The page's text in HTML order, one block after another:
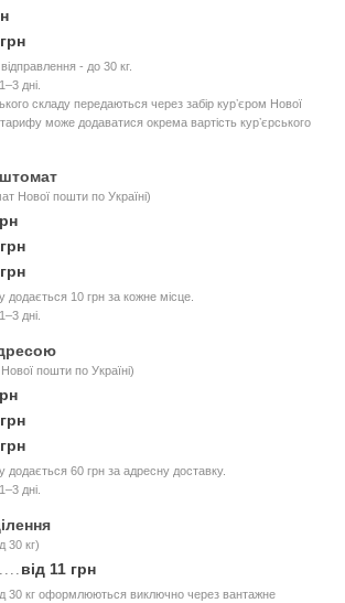
- до 30 кг.
дні.
складу передаються через забір курʼєром Нової
може додаватися окрема вартість курʼєрського
Нової пошти по Україні)
додається 10 грн за кожне місце.
дні.
пошти по Україні)
додається 60 грн за адресну доставку.
дні.
30 кг)
від 11 грн
30 кг оформлюються виключно через вантажне